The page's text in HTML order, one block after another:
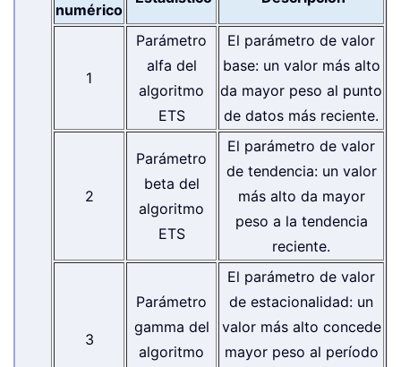
numérico
1
Parámetro
alfa del
algoritmo
ETS
El parámetro de valor
base: un valor más alto
da mayor peso al punto
de datos más reciente.
2
Parámetro
beta del
algoritmo
ETS
El parámetro de valor
de tendencia: un valor
más alto da mayor
peso a la tendencia
reciente.
3
Parámetro
gamma del
algoritmo
El parámetro de valor
de estacionalidad: un
valor más alto concede
mayor peso al período